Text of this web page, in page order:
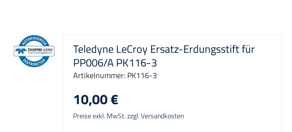
Teledyne LeCroy Ersatz-Erdungsstift für
PP006/A PK116-3
Artikelnummer: PK116-3
10,00 €
Preise exkl. MwSt. zzgl. Versandkosten